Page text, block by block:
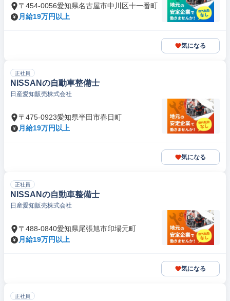
〒454-0056愛知県名古屋市中川区十一番町
月給19万円以上
気になる
正社員
NISSANの自動車整備士
日産愛知販売株式会社
〒475-0923愛知県半田市春日町
月給19万円以上
気になる
正社員
NISSANの自動車整備士
日産愛知販売株式会社
〒488-0840愛知県尾張旭市印場元町
月給19万円以上
気になる
正社員